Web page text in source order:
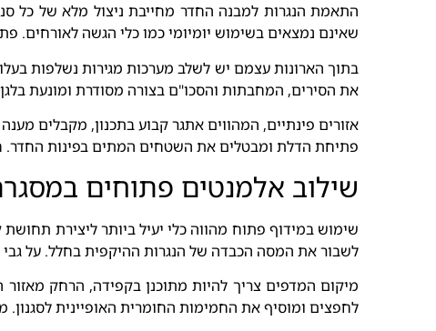
התאמת הנגרות למבנה החדר מחייבת ניצול מלא של כל
שאינם נמצאים בשימוש יומיומי כמו כלי הגשה לאורחים.
בתוך הארונות עצמם יש לשלב מערכות מגירות נשלפות
את הסירים, המחבתות והסכו"ם בצורה מסודרת ומונעת
אזורים פינתיים, המהווים אתגר קבוע בתכנון, מקבלים
פתיחת הדלת ומבטלים את השטחים המתים בפינות החדר.
שילוב אלמנטים פתוחים
שימוש במידוף פתוח מהווה כלי יעיל ביותר ליצירת
לשבור את המסה הכבדה של הנגרות ההיקפית בחלל. על גבי
מיקום המדפים צריך להיות מתוכנן בקפידה, הרחק מאזור
לחפצים ומוסיף את החמימות החומרית האופיינית